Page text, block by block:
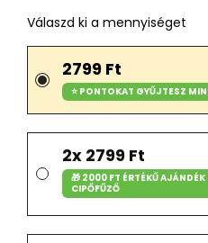
Válaszd ki a mennyiséget
2799 Ft
⭐ PONTOKAT GYŰJTESZ
2x 2799 Ft
🎁 2000 FT ÉRTÉKŰ
CIPŐFŰZŐ